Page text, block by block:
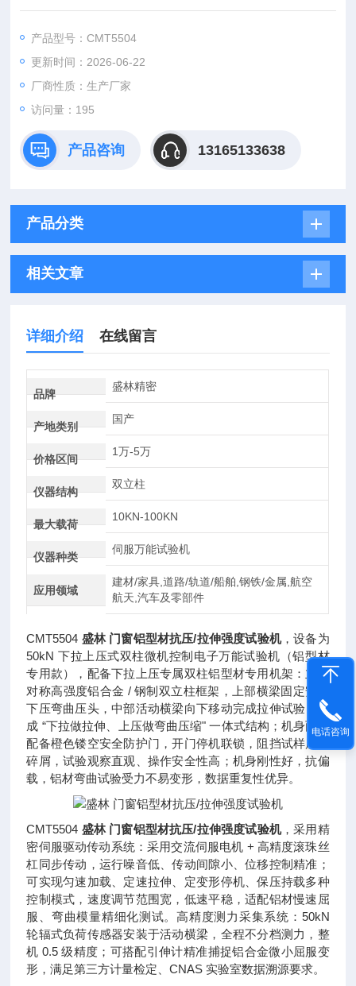
备下拉上压专属双柱铝型材专用机架：立式对称高强度铝合金 /
梁向下移动完成拉伸试验，形成 “下拉做拉伸、上压做弯曲压缩"
一体式结构；机身两侧配备橙色镂空安全防护门，开门停机联
锁，阻挡试样崩裂碎屑，试验观察直观、操作安
产品型号：CMT5504
更新时间：2026-06-22
厂商性质：生产厂家
访问量：195
产品咨询 13165133638
产品分类
相关文章
详细介绍 在线留言
品牌
盛林精密
产地类别
国产
价格区间
1万-5万
仪器结构
双立柱
最大载荷
10KN-100KN
仪器种类
伺服万能试验机
应用领域
建材/家具,道路/轨道/船舶,钢铁/金属,航空
航天,汽车及零部件
CMT5504 盛林 门窗铝型材抗压/拉伸强度试验机，设备为
50kN 下拉上压式双柱微机控制电子万能试验机（铝型材
专用款），配备下拉上压专属双柱铝型材专用机架：立式
对称高强度铝合金 / 钢制双立柱框架，上部横梁固定安装
下压弯曲压头，中部活动横梁向下移动完成拉伸试验，形
成 “下拉做拉伸、上压做弯曲压缩" 一体式结构；机身两侧
配备橙色镂空安全防护门，开门停机联锁，阻挡试样崩裂
碎屑，试验观察直观、操作安全性高；机身刚性好，抗偏
载，铝材弯曲试验受力不易变形，数据重复性优异。
CMT5504 盛林 门窗铝型材抗压/拉伸强度试验机，采用精
密伺服驱动传动系统：采用交流伺服电机 + 高精度滚珠丝
杠同步传动，运行噪音低、传动间隙小、位移控制精准；
可实现匀速加载、定速拉伸、定变形停机、保压持载多种
控制模式，速度调节范围宽，低速平稳，适配铝材慢速屈
服、弯曲模量精细化测试。高精度测力采集系统：50kN
轮辐式负荷传感器安装于活动横梁，全程不分档测力，整
机 0.5 级精度；可搭配引伸计精准捕捉铝合金微小屈服变
形，满足第三方计量检定、CNAS 实验室数据溯源要求。
电话咨询